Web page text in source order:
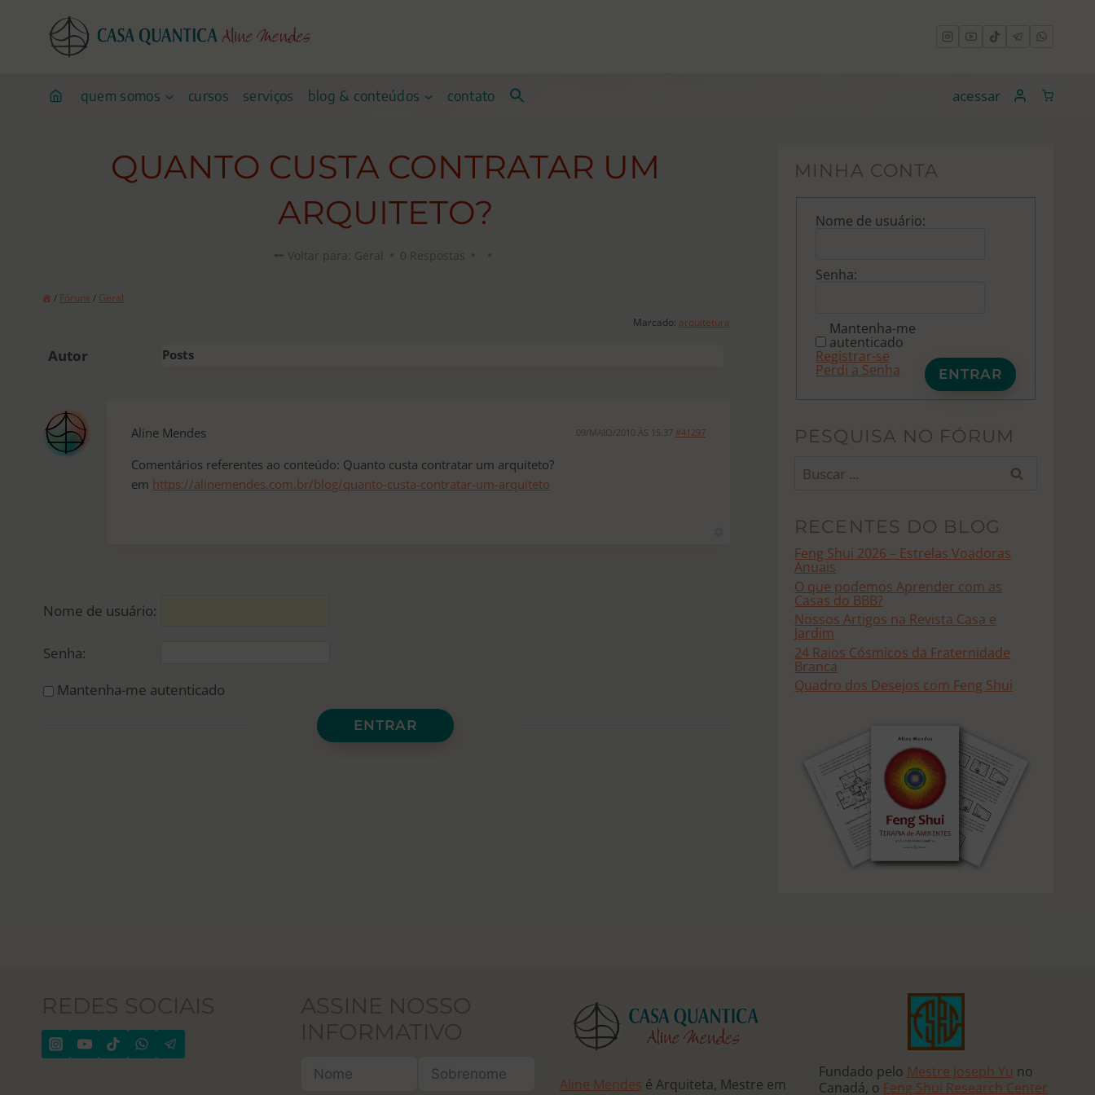
quem somos cursos serviços blog & conteúdos contato acessar
QUANTO CUSTA CONTRATAR UM
ARQUITETO?
Voltar para: Geral 0 Respostas
/ Fóruns / Geral
Marcado: arquitetura
Autor Posts
Aline Mendes 09/MAIO/2010 ÀS 15:37 #41297
Comentários referentes ao conteúdo: Quanto custa contratar um arquiteto?
em https://alinemendes.com.br/blog/quanto-custa-contratar-um-arquiteto
Nome de usuário:
Senha:
Mantenha-me autenticado
ENTRAR
MINHA CONTA
Nome de usuário:
Senha:
Mantenha-me
autenticado
ENTRAR
Registrar-se
Perdi a Senha
PESQUISA NO FÓRUM
por:
RECENTES DO BLOG
Feng Shui 2026 – Estrelas Voadoras
Anuais
O que podemos Aprender com as
Casas do BBB?
Nossos Artigos na Revista Casa e
Jardim
24 Raios Cósmicos da Fraternidade
Branca
Quadro dos Desejos com Feng Shui
REDES SOCIAIS
ASSINE NOSSO
INFORMATIVO
Aline Mendes é Arquiteta, Mestre em
Fundado pelo Mestre Joseph Yu no
Canadá, o Feng Shui Research Center